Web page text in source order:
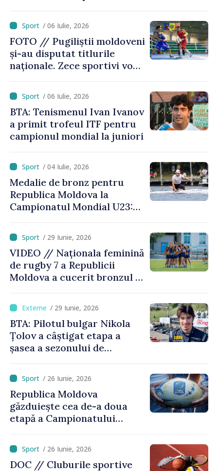
americanul Folarin Balogun
/ 06 Iulie, 2026
FOTO // Pugiliștii moldoveni
și-au disputat titlurile
naționale. Zece sportivi vor
/ 06 Iulie, 2026
BTA: Tenismenul Ivan Ivanov
a primit trofeul ITF pentru
campionul mondial la juniori
/ 04 Iulie, 2026
Medalie de bronz pentru
Republica Moldova la
Campionatul Mondial U23:
urcat pe podium
/ 29 Iunie, 2026
VIDEO // Naționala feminină
de rugby 7 a Republicii
Moldova a cucerit bronzul la
Divizia Trophy
/ 29 Iunie, 2026
BTA: Pilotul bulgar Nikola
Țolov a câștigat etapa a
șasea a sezonului de
/ 26 Iunie, 2026
Republica Moldova
găzduiește cea de-a doua
etapă a Campionatului
/ 26 Iunie, 2026
DOC // Cluburile sportive